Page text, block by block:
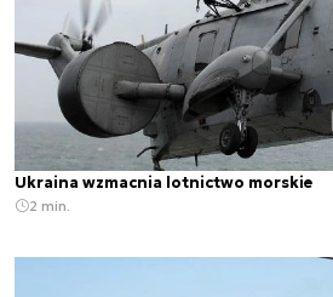
Ukraina wzmacnia lotnictwo morskie
2 min.